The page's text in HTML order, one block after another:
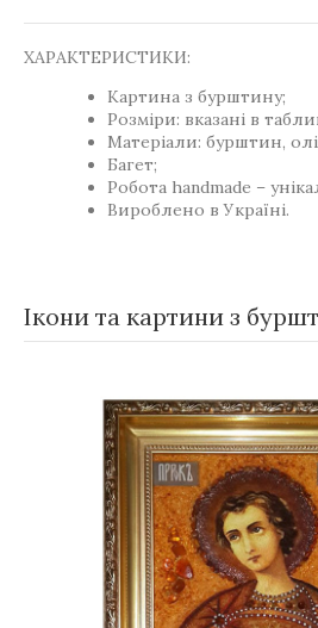
ХАРАКТЕРИСТИКИ:
Картина з бурштину;
Розміри: вказані в
Матеріали: бурштин,
Багет;
Робота handmade –
Вироблено в Україні.
Ікони та картини з